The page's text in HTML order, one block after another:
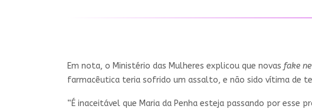
Em nota, o Ministério das Mulheres explicou que novas fake
farmacêutica teria sofrido um assalto, e não sido vítima de
“É inaceitável que Maria da Penha esteja passando por esse